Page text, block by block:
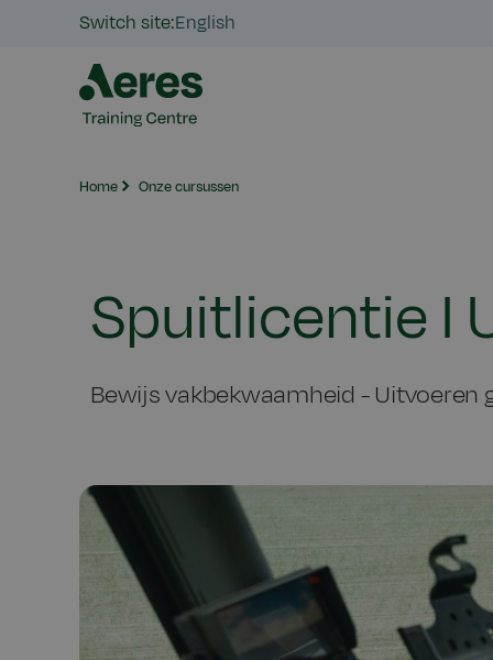
Switch site:English
Home Onze cursussen
Spuitlicentie I
Bewijs vakbekwaamheid - Uitvoeren